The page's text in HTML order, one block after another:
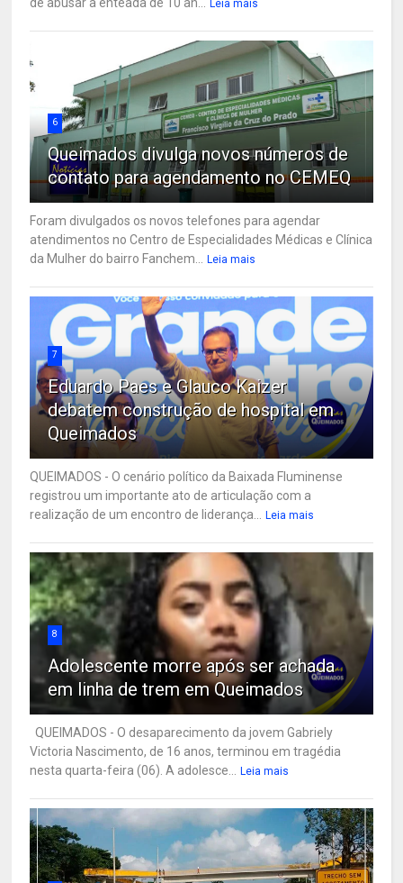
Leia mais
6
Queimados divulga novos números de
contato para agendamento no CEMEQ
Foram divulgados os novos telefones para agendar
atendimentos no Centro de Especialidades Médicas e Clínica
da Mulher do bairro Fanchem...
Leia mais
7
Eduardo Paes e Glauco Kaizer
debatem construção de hospital em
Queimados
QUEIMADOS - O cenário político da Baixada Fluminense
registrou um importante ato de articulação com a
realização de um encontro de liderança...
Leia mais
8
Adolescente morre após ser achada
em linha de trem em Queimados
QUEIMADOS - O desaparecimento da jovem Gabriely
Victoria Nascimento, de 16 anos, terminou em tragédia
nesta quarta-feira (06). A adolesce...
Leia mais